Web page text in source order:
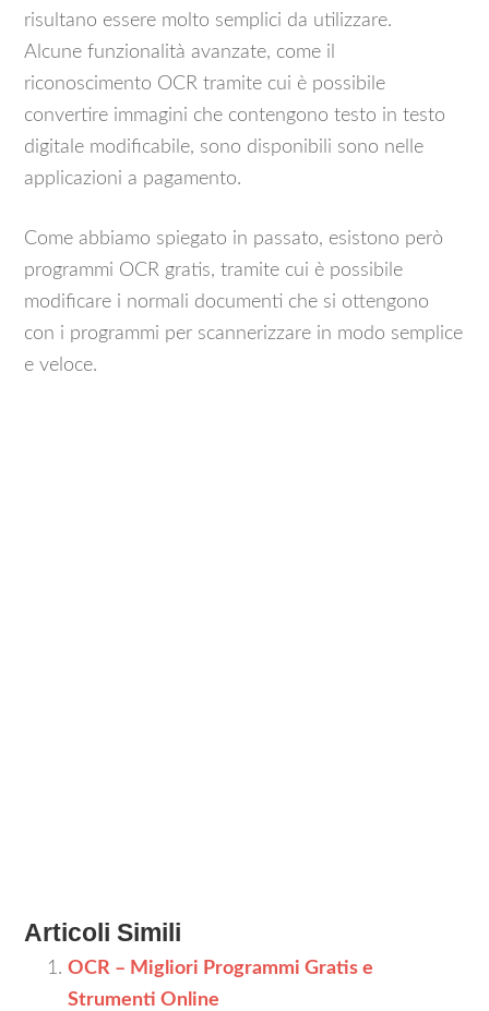
risultano essere molto semplici da utilizzare.
Alcune funzionalità avanzate, come il
riconoscimento OCR tramite cui è possibile
convertire immagini che contengono testo in testo
digitale modificabile, sono disponibili sono nelle
applicazioni a pagamento.
Come abbiamo spiegato in passato, esistono però
programmi OCR gratis, tramite cui è possibile
modificare i normali documenti che si ottengono
con i programmi per scannerizzare in modo semplice
e veloce.
Articoli Simili
OCR – Migliori Programmi Gratis e
Strumenti Online